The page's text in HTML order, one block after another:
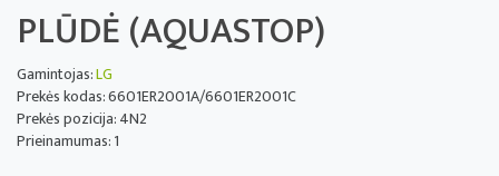
PLŪDĖ (AQUASTOP)
Gamintojas:LG
Prekės kodas: 6601ER2001A/6601ER2001C
Prekės pozicija: 4N2
Prieinamumas: 1